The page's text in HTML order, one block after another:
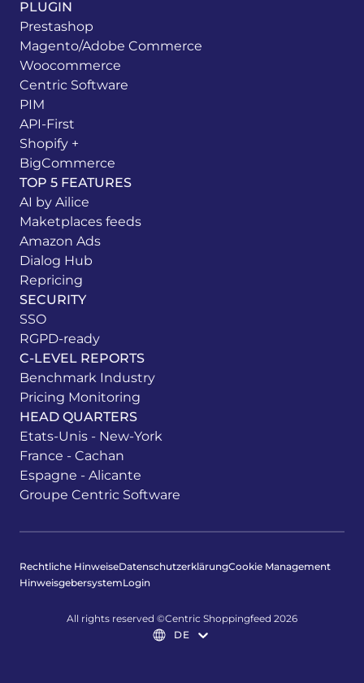
PLUGIN
Prestashop
Magento/Adobe Commerce
Woocommerce
Centric Software
PIM
API-First
Shopify +
BigCommerce
TOP 5 FEATURES
AI by Ailice
Maketplaces feeds
Amazon Ads
Dialog Hub
Repricing
SECURITY
SSO
RGPD-ready
C-LEVEL REPORTS
Benchmark Industry
Pricing Monitoring
HEAD QUARTERS
Etats-Unis - New-York
France - Cachan
Espagne - Alicante
Groupe Centric Software
Rechtliche HinweiseDatenschutzerklärungCookie Management
HinweisgebersystemLogin
All rights reserved ©Centric Shoppingfeed 2026
DE